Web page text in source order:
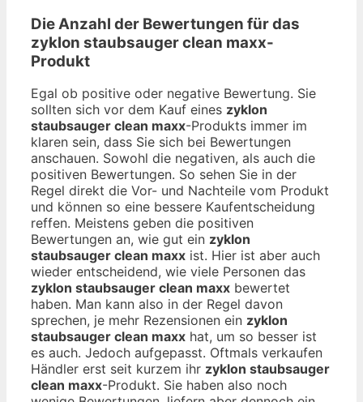
Die Anzahl der Bewertungen für das
zyklon staubsauger clean maxx-
Produkt
Egal ob positive oder negative Bewertung. Sie
sollten sich vor dem Kauf eines zyklon
staubsauger clean maxx-Produkts immer im
klaren sein, dass Sie sich bei Bewertungen
anschauen. Sowohl die negativen, als auch die
positiven Bewertungen. So sehen Sie in der
Regel direkt die Vor- und Nachteile vom Produkt
und können so eine bessere Kaufentscheidung
reffen. Meistens geben die positiven
Bewertungen an, wie gut ein zyklon
staubsauger clean maxx ist. Hier ist aber auch
wieder entscheidend, wie viele Personen das
zyklon staubsauger clean maxx bewertet
haben. Man kann also in der Regel davon
sprechen, je mehr Rezensionen ein zyklon
staubsauger clean maxx hat, um so besser ist
es auch. Jedoch aufgepasst. Oftmals verkaufen
Händler erst seit kurzem ihr zyklon staubsauger
clean maxx-Produkt. Sie haben also noch